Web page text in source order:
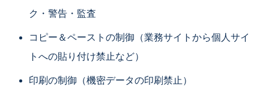
ク・警告・監査
コピー＆ペーストの制御（業務サイトから個人サイ
トへの貼り付け禁止など）
印刷の制御（機密データの印刷禁止）